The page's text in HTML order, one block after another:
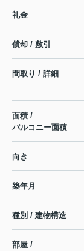
礼金
償却 / 敷引
間取り / 詳細
面積 /
バルコニー面積
向き
築年月
種別 / 建物構造
部屋 /